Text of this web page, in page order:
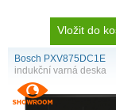
Vložit do
Bosch PXV875DC1E
indukční varná deska